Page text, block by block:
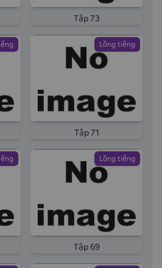
Tập 73
Lồng tiếng
Tập 71
Lồng tiếng
Tập 69